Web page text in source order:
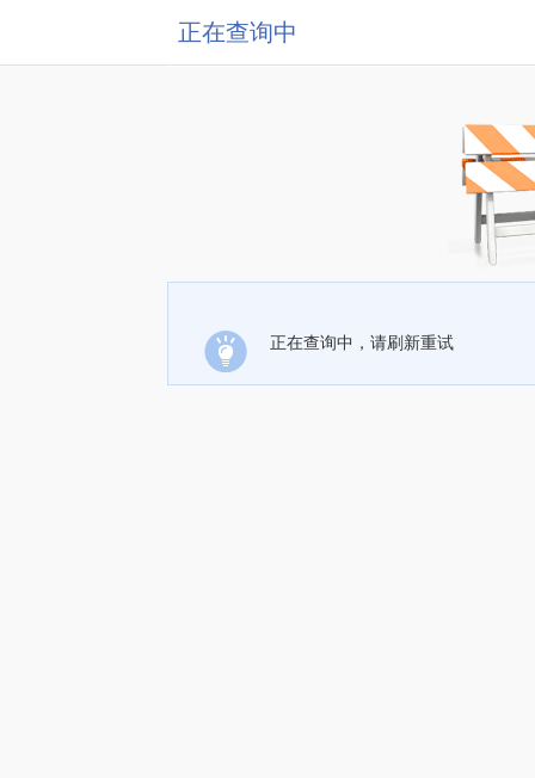
正在查询中
正在查询中，请刷新重试